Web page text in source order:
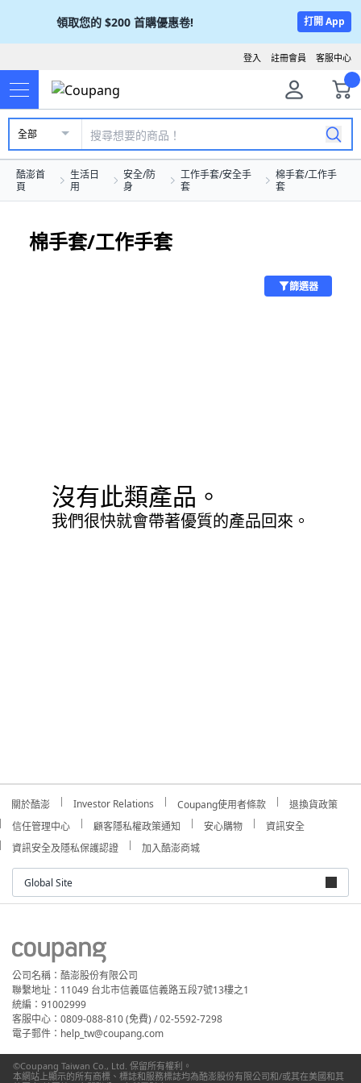
領取您的 $200 首購優惠卷! 打開 App
客服中心
註冊會員
登入
全部
酷澎首
頁
生活日
用
安全/防
身
工作手套/安全手
套
棉手套/工作手
套
棉手套/工作手套
篩選器
沒有此類產品。
我們很快就會帶著優質的產品回來。
關於酷澎 Investor Relations Coupang使用者條款
退換貨政策
信任管理中心
顧客隱私權政策通知 安心購物
資訊安全
資訊安全及隱私保護認證
加入酷澎商城
Global Site
公司名稱：酷澎股份有限公司
聯繫地址：11049 台北市信義區信義路五段7號13樓之1
統編：91002999
客服中心：0809-088-810 (免費) / 02-5592-7298
電子郵件：help_tw@coupang.com
©Coupang Taiwan Co., Ltd. 保留所有權利。
本網站上顯示的所有商標、標誌和服務標誌均為酷澎股份有限公司和/或其在美國和其